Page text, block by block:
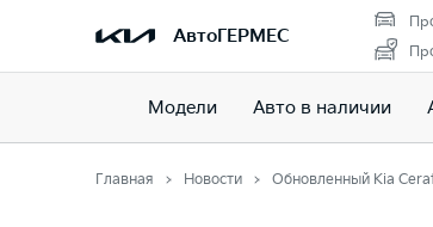
АвтоГЕРМЕС
Модели Авто в наличии
Главная Новости Обновленный Kia